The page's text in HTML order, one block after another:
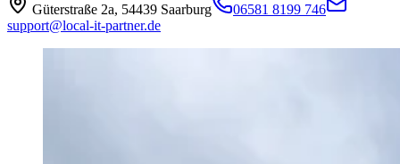
Güterstraße 2a, 54439 Saarburg
06581 8199 746
support@local-it-partner.de